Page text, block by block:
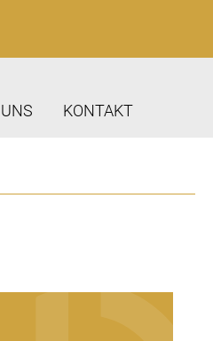
KONTAKT